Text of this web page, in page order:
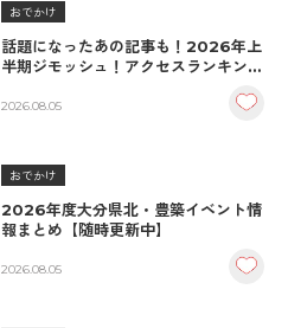
おでかけ
話題になったあの記事も！2026年上
半期ジモッシュ！アクセスランキング
2026.08.05
おでかけ
2026年度大分県北・豊築イベント情
報まとめ【随時更新中】
2026.08.05